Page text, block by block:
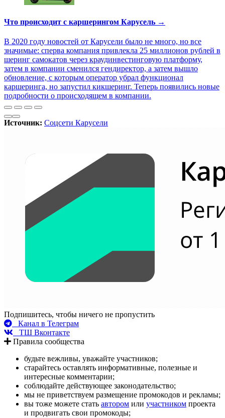
Что происходит с каршерингом Карусель →
В 2020 году новостей от Карусели было не много, но все
значимые: сперва компания привлекла 25 миллионов рублей в
шеринг самокатов через краудинвестинговую платформу,
затем в компании сменился гендиректор, а затем вышло
обновление, с которым оператор убрал функционал
каршеринга, но запустил кикшеринг. Теперь появились новые
подробности о происходящем в компании.
Источник: Соцсети Карусели
Подпишитесь, чтобы ничего не пропустить
Канал в Телеграм
ТШ Вконтакте
Правила сообщества
будьте вежливы, уважайте участников;
старайтесь оставлять информативные, полезные и
интересные комментарии;
соблюдайте действующее законодательство;
мы не приветствуем размещение промокодов и рекламы;
вы тоже можете стать автором или участником проекта
и продвигать свои промокоды;